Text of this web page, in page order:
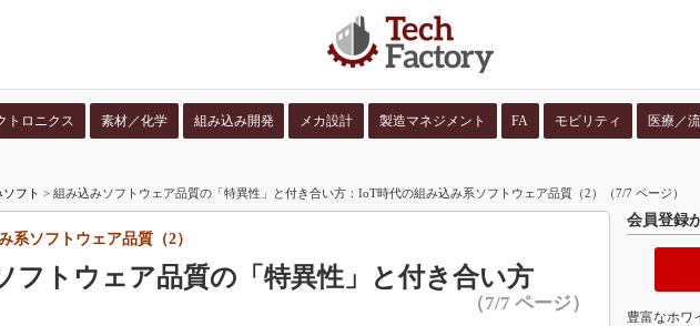
トロニクス 素材／化学 組み込み開発 メカ設計 製造マネジメント FA モビリティ 医療／
フト > 組み込みソフトウェア品質の「特異性」と付き合い方：IoT時代の組み込み系ソフトウェア品質（2）（7/7 ページ）
フトウェア品質の「特異性」と付き合い方
系ソフトウェア品質（2）
（7/7 ページ）
会員登録
豊富なホワ